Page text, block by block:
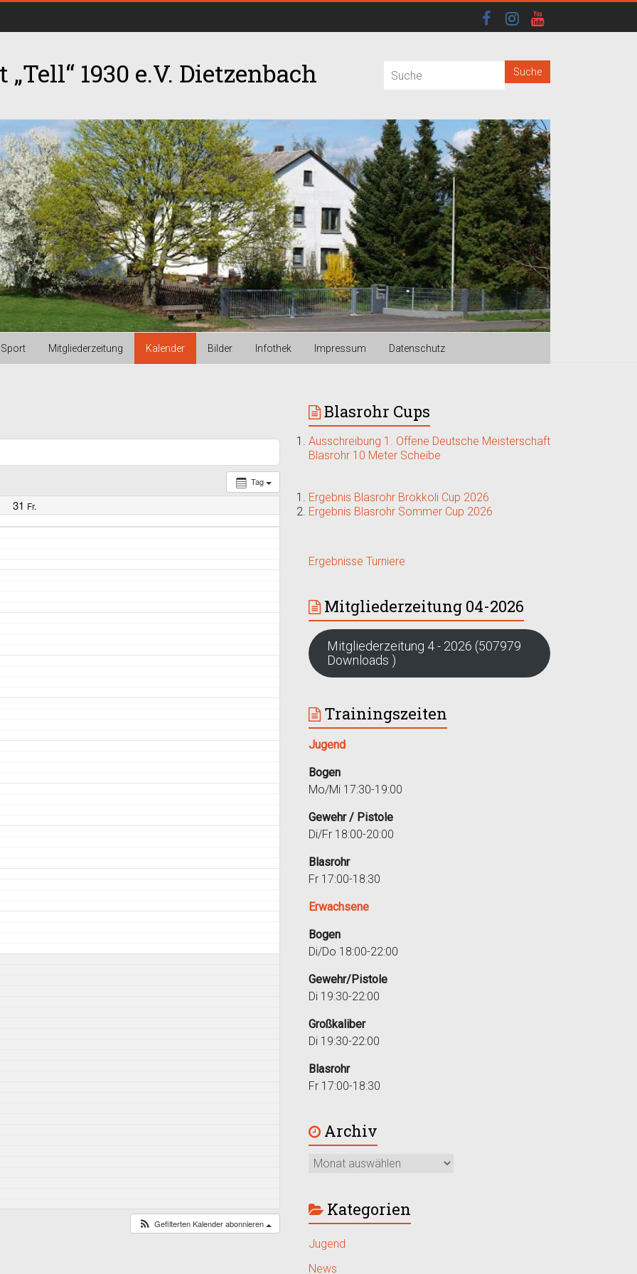
1930 e.V. Dietzenbach
Sport Mitgliederzeitung Kalender Bilder Infothek Impressum Datenschutz
Tag
31 Fr.
Gefilterten Kalender abonnieren
Blasrohr Cups
Ausschreibung 1. Offene Deutsche Meisterschaft
Blasrohr 10 Meter Scheibe
Ergebnis Blasrohr Brokkoli Cup 2026
Ergebnis Blasrohr Sommer Cup 2026
Ergebnisse Turniere
Mitgliederzeitung 04-2026
Mitgliederzeitung 4 - 2026 (507979
Downloads )
Trainingszeiten
Jugend
Bogen
Mo/Mi 17:30-19:00
Gewehr / Pistole
Di/Fr 18:00-20:00
Blasrohr
Fr 17:00-18:30
Erwachsene
Bogen
Di/Do 18:00-22:00
Gewehr/Pistole
Di 19:30-22:00
Großkaliber
Di 19:30-22:00
Blasrohr
Fr 17:00-18:30
Archiv
Kategorien
Jugend
News